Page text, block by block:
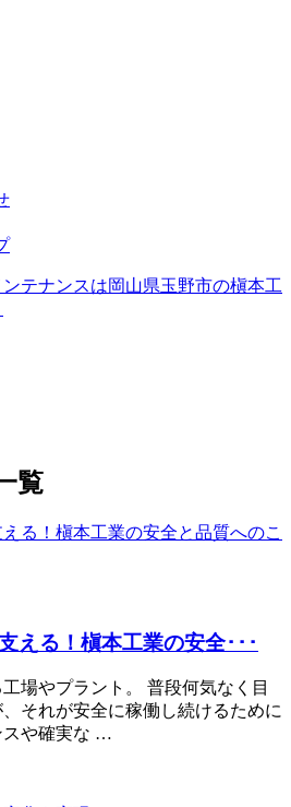
覧
える！槇本工業の安全･･･
場やプラント。 普段何気なく目
それが安全に稼働し続けるために
スや確実な …